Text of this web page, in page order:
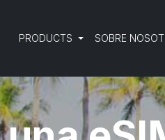
PRODUCTS SOBRE